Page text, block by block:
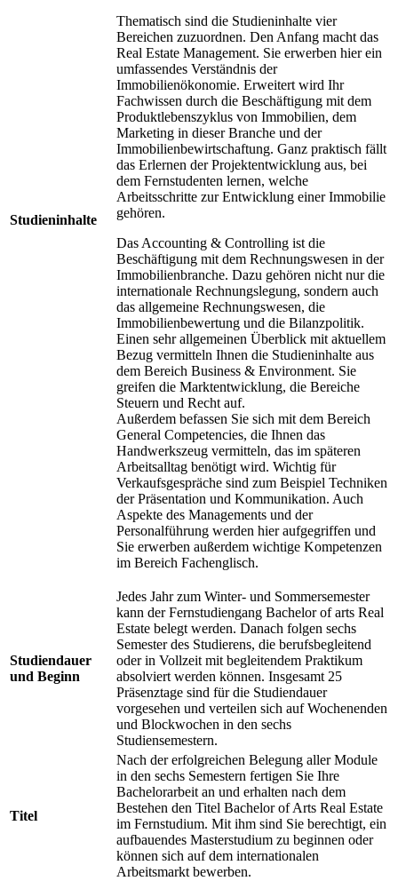
Studieninhalte
Thematisch sind die Studieninhalte vier
Bereichen zuzuordnen. Den Anfang macht das
Real Estate Management. Sie erwerben hier ein
umfassendes Verständnis der
Immobilienökonomie. Erweitert wird Ihr
Fachwissen durch die Beschäftigung mit dem
Produktlebenszyklus von Immobilien, dem
Marketing in dieser Branche und der
Immobilienbewirtschaftung. Ganz praktisch fällt
das Erlernen der Projektentwicklung aus, bei
dem Fernstudenten lernen, welche
Arbeitsschritte zur Entwicklung einer Immobilie
gehören.
Das Accounting & Controlling ist die
Beschäftigung mit dem Rechnungswesen in der
Immobilienbranche. Dazu gehören nicht nur die
internationale Rechnungslegung, sondern auch
das allgemeine Rechnungswesen, die
Immobilienbewertung und die Bilanzpolitik.
Einen sehr allgemeinen Überblick mit aktuellem
Bezug vermitteln Ihnen die Studieninhalte aus
dem Bereich Business & Environment. Sie
greifen die Marktentwicklung, die Bereiche
Steuern und Recht auf.
Außerdem befassen Sie sich mit dem Bereich
General Competencies, die Ihnen das
Handwerkszeug vermitteln, das im späteren
Arbeitsalltag benötigt wird. Wichtig für
Verkaufsgespräche sind zum Beispiel Techniken
der Präsentation und Kommunikation. Auch
Aspekte des Managements und der
Personalführung werden hier aufgegriffen und
Sie erwerben außerdem wichtige Kompetenzen
im Bereich Fachenglisch.
Studiendauer
und Beginn
Jedes Jahr zum Winter- und Sommersemester
kann der Fernstudiengang Bachelor of arts Real
Estate belegt werden. Danach folgen sechs
Semester des Studierens, die berufsbegleitend
oder in Vollzeit mit begleitendem Praktikum
absolviert werden können. Insgesamt 25
Präsenztage sind für die Studiendauer
vorgesehen und verteilen sich auf Wochenenden
und Blockwochen in den sechs
Studiensemestern.
Titel
Nach der erfolgreichen Belegung aller Module
in den sechs Semestern fertigen Sie Ihre
Bachelorarbeit an und erhalten nach dem
Bestehen den Titel Bachelor of Arts Real Estate
im Fernstudium. Mit ihm sind Sie berechtigt, ein
aufbauendes Masterstudium zu beginnen oder
können sich auf dem internationalen
Arbeitsmarkt bewerben.